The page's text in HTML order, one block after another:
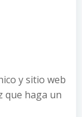
y sitio web
que haga un